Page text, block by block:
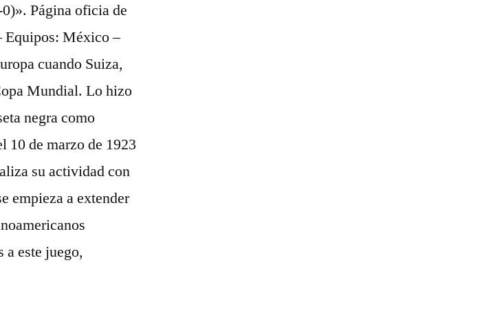
Página oficia de
Equipos: México –
cuando Suiza,
Mundial. Lo hizo
negra como
10 de marzo de 1923
su actividad con
empieza a extender
a este juego,